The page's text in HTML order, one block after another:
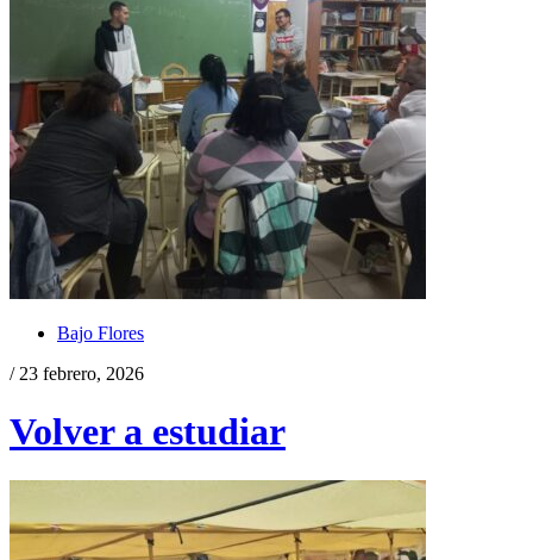
Bajo Flores
/ 23 febrero, 2026
Volver a estudiar